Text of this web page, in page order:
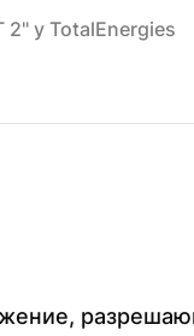
2" у TotalEnergies